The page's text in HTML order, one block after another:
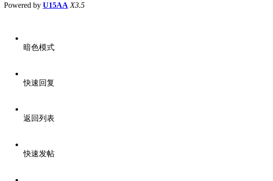
Powered by U15AA X3.5
暗色模式
快速回复
返回列表
快速发帖